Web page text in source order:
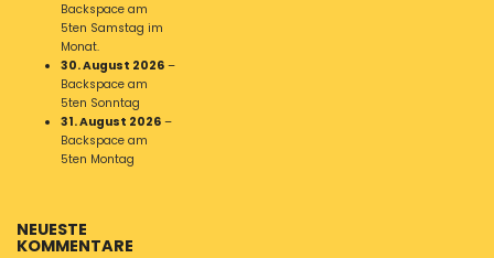
Backspace am
5ten Samstag im
Monat.
30. August 2026 –
Backspace am
5ten Sonntag
31. August 2026 –
Backspace am
5ten Montag
NEUESTE
KOMMENTARE